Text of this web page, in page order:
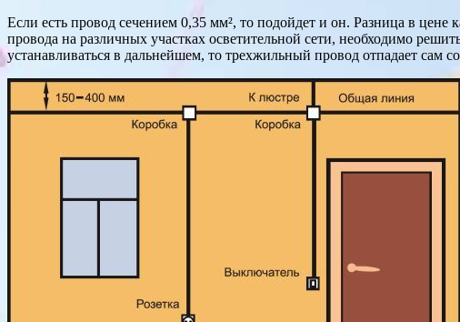
Если есть провод сечением 0,35 мм², то подойдет и он. Разница в
провода на различных участках осветительной сети, необходимо
устанавливаться в дальнейшем, то трехжильный провод отпадает